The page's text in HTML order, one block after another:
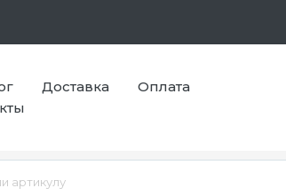
Доставка
Оплата